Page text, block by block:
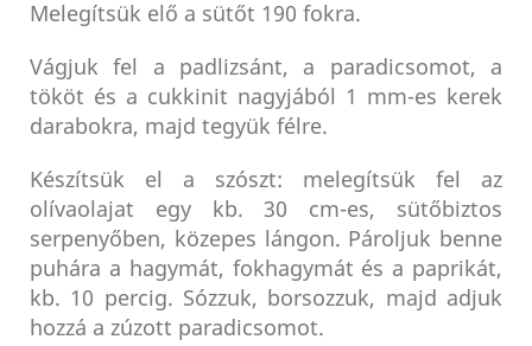
Melegítsük elő a sütőt 190 fokra.
Vágjuk fel a padlizsánt, a paradicsomot, a
tököt és a cukkinit nagyjából 1 mm-es kerek
darabokra, majd tegyük félre.
Készítsük el a szószt: melegítsük fel az
olívaolajat egy kb. 30 cm-es, sütőbiztos
serpenyőben, közepes lángon. Pároljuk benne
puhára a hagymát, fokhagymát és a paprikát,
kb. 10 percig. Sózzuk, borsozzuk, majd adjuk
hozzá a zúzott paradicsomot.